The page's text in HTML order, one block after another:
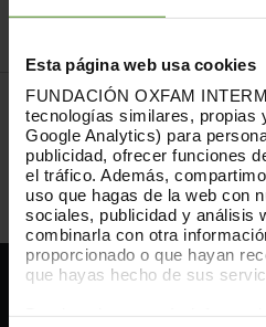
Esta página web usa cookies
FUNDACIÓN OXFAM
tecnologías similares, propias
Google Analytics) para
publicidad, ofrecer funciones
el tráfico. Además,
uso que hagas de la web con
sociales, publicidad y análisis
combinarla con otra
proporcionado o que hayan
que hayas hecho de sus
Tu aportación desgrava: los
desgravarán el 80% y a partir
Además, si llevas más de 3
INTERMÓN, tu
incrementa hasta el 45%.
TE PUEDE INTERESAR